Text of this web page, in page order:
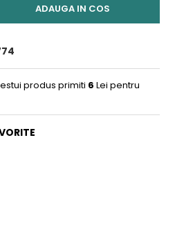
ADAUGA IN COS
produs primiti 6 Lei pentru